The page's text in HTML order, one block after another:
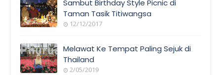
Sambut Birthday Style Picnic di
Taman Tasik Titiwangsa
12/12/2017
Melawat Ke Tempat Paling Sejuk di
Thailand
2/05/2019